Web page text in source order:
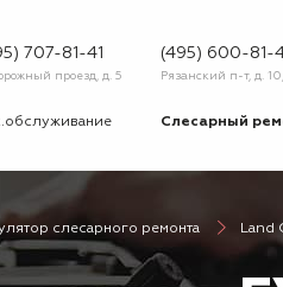
707-81-41
проезд, д. 5
(495) 600-81-
Рязанский п-т, д.
Слесарный
Вопрос-ответ
слесарного ремонта Land